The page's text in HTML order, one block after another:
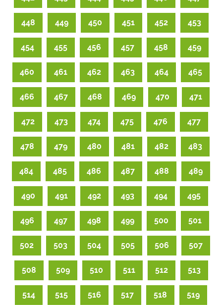
448 449 450 451 452 453
454 455 456 457 458 459
460 461 462 463 464 465
466 467 468 469 470 471
472 473 474 475 476 477
478 479 480 481 482 483
484 485 486 487 488 489
490 491 492 493 494 495
496 497 498 499 500 501
502 503 504 505 506 507
508 509 510 511 512 513
514 515 516 517 518 519